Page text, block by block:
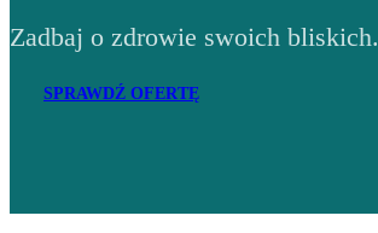
Zadbaj o zdrowie swoich bliskich.
SPRAWDŹ OFERTĘ